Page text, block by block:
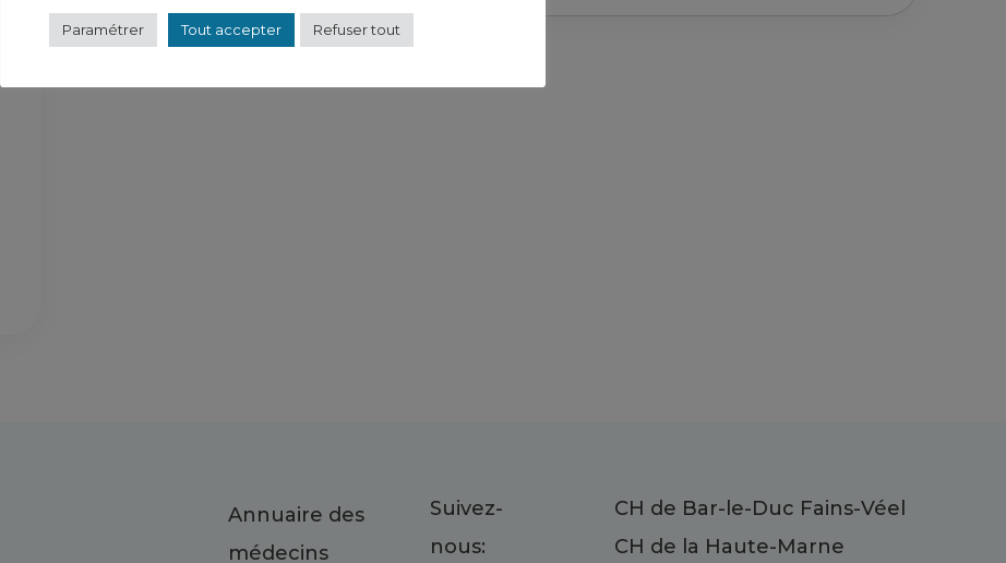
Annuaire des
médecins
Suivez-
nous:
CH de Bar-le-Duc Fains-Véel
CH de la Haute-Marne
Paramétrer Tout accepter Refuser tout